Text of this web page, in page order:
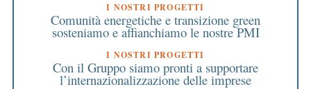
I NOSTRI PROGETTI
Comunità energetiche e transizione green
sosteniamo e affianchiamo le nostre PMI
I NOSTRI PROGETTI
Con il Gruppo siamo pronti a supportare
l’internazionalizzazione delle imprese